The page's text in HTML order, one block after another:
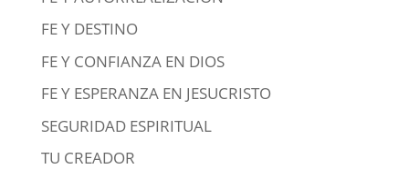
FE Y DESTINO
FE Y CONFIANZA EN DIOS
FE Y ESPERANZA EN JESUCRISTO
SEGURIDAD ESPIRITUAL
TU CREADOR